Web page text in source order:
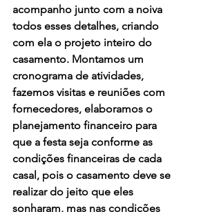
acompanho junto com a noiva
todos esses detalhes, criando
com ela o projeto inteiro do
casamento. Montamos um
cronograma de atividades,
fazemos visitas e reuniões com
fornecedores, elaboramos o
planejamento financeiro para
que a festa seja conforme as
condições financeiras de cada
casal, pois o casamento deve se
realizar do jeito que eles
sonharam, mas nas condições